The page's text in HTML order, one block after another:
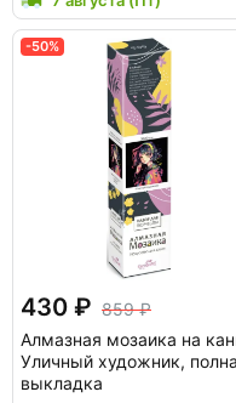
-50%
430
859
Алмазная мозаика на
Уличный художник,
выкладка